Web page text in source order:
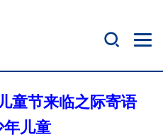
童节来临之际寄语
年儿童